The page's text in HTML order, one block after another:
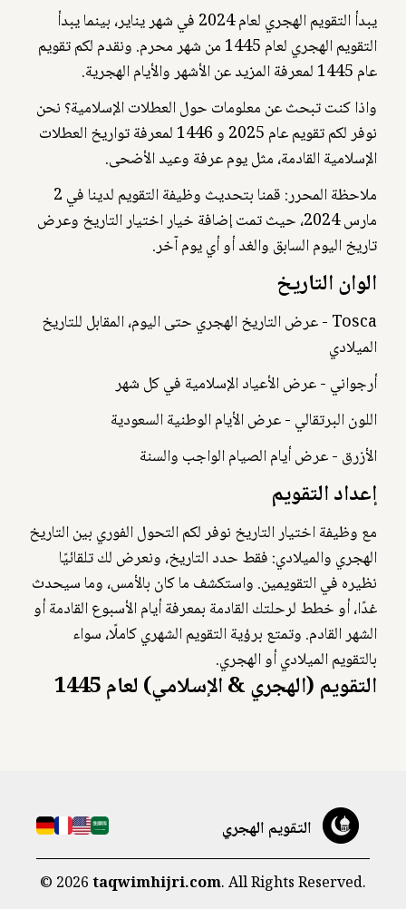
يبدأ التقويم الهجري لعام 2024 في شهر يناير، بينما يبدأ
التقويم الهجري لعام 1445 من شهر محرم. ونقدم لكم تقويم
عام 1445 لمعرفة المزيد عن الأشهر والأيام الهجرية.
واذا كنت تبحث عن معلومات حول العطلات الإسلامية؟ نحن
نوفر لكم تقويم عام 2025 و 1446 لمعرفة تواريخ العطلات
الإسلامية القادمة، مثل يوم عرفة وعيد الأضحى.
ملاحظة المحرر: قمنا بتحديث وظيفة التقويم لدينا في 2
مارس 2024، حيث تمت إضافة خيار اختيار التاريخ وعرض
تاريخ اليوم السابق والغد أو أي يوم آخر.
الوان التاريخ
Tosca - عرض التاريخ الهجري حتى اليوم، المقابل للتاريخ
الميلادي
أرجواني - عرض الأعياد الإسلامية في كل شهر
اللون البرتقالي - عرض الأيام الوطنية السعودية
الأزرق - عرض أيام الصيام الواجب والسنة
إعداد التقويم
مع وظيفة اختيار التاريخ نوفر لكم التحول الفوري بين التاريخ
الهجري والميلادي: فقط حدد التاريخ، ونعرض لك تلقائيًا
نظيره في التقويمين. واستكشف ما كان بالأمس، وما سيحدث
غدًا، أو خطط لرحلتك القادمة بمعرفة أيام الأسبوع القادمة أو
الشهر القادم. وتمتع برؤية التقويم الشهري كاملًا، سواء
بالتقويم الميلادي أو الهجري.
التقويم (الهجري & الإسلامي) لعام 1445
التقويم الهجري
© 2026taqwimhijri.com. All Rights Reserved.